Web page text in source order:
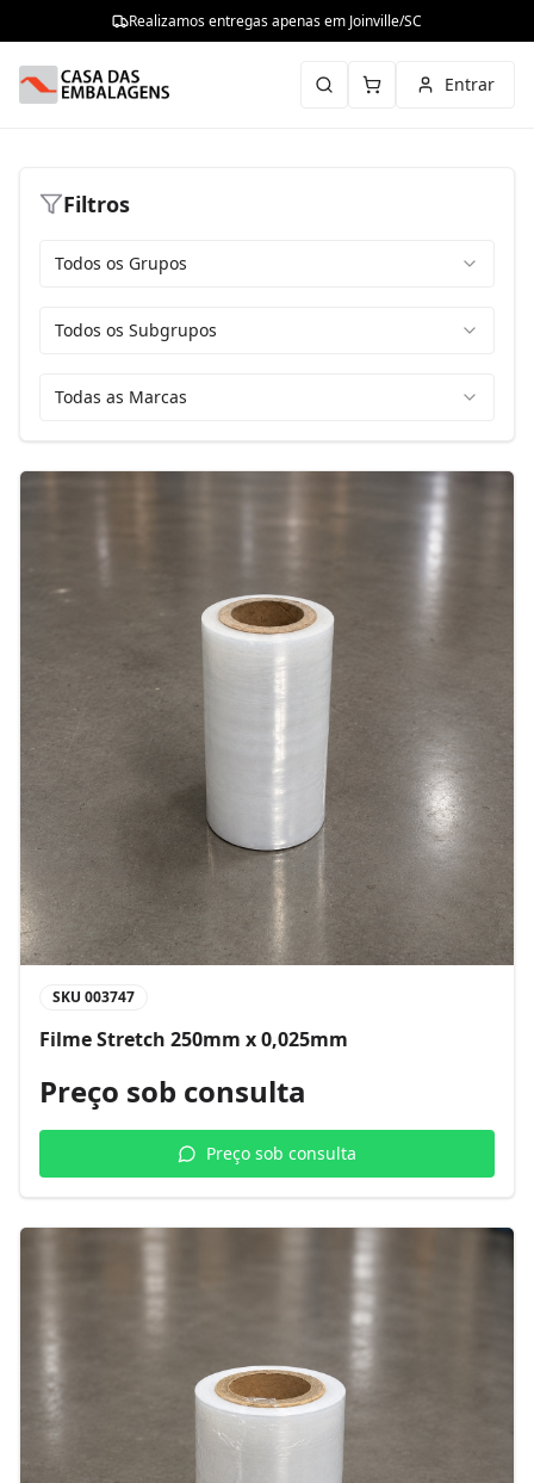
Realizamos entregas apenas em Joinville/SC
Entrar
Filtros
Todos os Grupos
Todos os Subgrupos
Todas as Marcas
SKU 003747
Filme Stretch 250mm x 0,025mm
Preço sob consulta
Preço sob consulta